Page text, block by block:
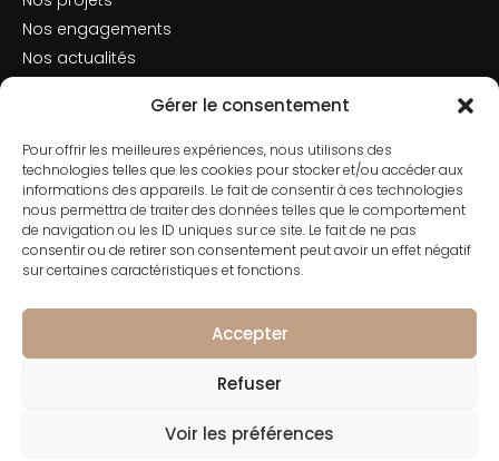
Gérer le consentement
Pour offrir les meilleures expériences, nous utilisons des
technologies telles que les cookies pour stocker et/ou accéder aux
informations des appareils. Le fait de consentir à ces technologies
nous permettra de traiter des données telles que le comportement
de navigation ou les ID uniques sur ce site. Le fait de ne pas
consentir ou de retirer son consentement peut avoir un effet négatif
sur certaines caractéristiques et fonctions.
Accepter
Refuser
Voir les préférences
Nos engagements
Nos actualités
Politique de cookies
Nous contacter
Contact
01 42 66 50 70
182 Rue de Rivoli, 75001 Paris